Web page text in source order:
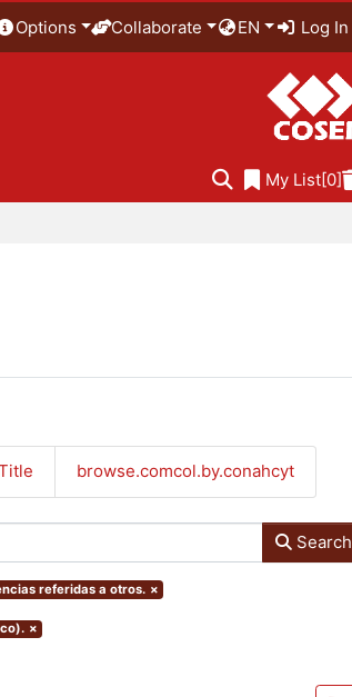
Options Collaborate EN Log In
My List[0]
browse.comcol.by.conahcyt
Search
referidas a otros. ×
×